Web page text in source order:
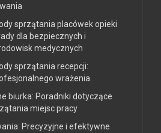
sprzątania placówek opieki
dla bezpiecznych i
medycznych
sprzątania recepcji:
wrażenia
biurka: Poradniki dotyczące
miejsc pracy
Precyzyjne i efektywne